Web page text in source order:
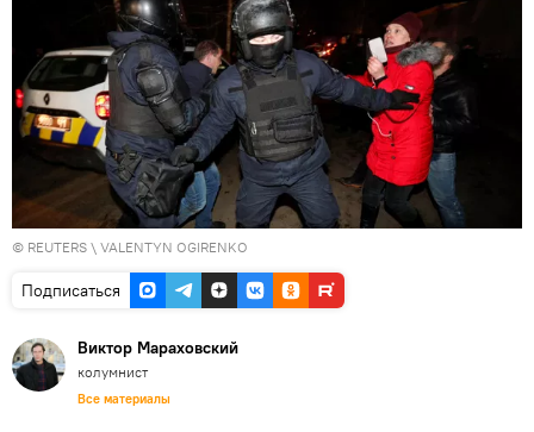
© REUTERS \ VALENTYN OGIRENKO
Подписаться
Виктор Мараховский
колумнист
Все материалы